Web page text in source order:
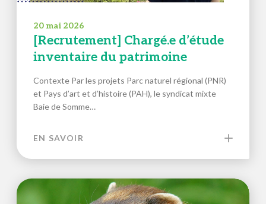
20 mai 2026
[Recrutement] Chargé.e d’étude
inventaire du patrimoine
Contexte Par les projets Parc naturel régional (PNR)
et Pays d’art et d’histoire (PAH), le syndicat mixte
Baie de Somme…
EN SAVOIR